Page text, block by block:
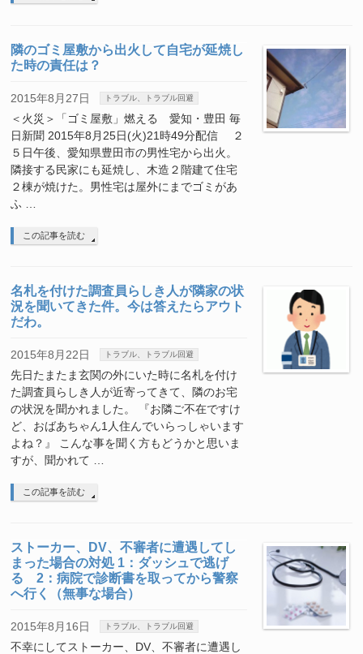
隣のゴミ屋敷から出火して自宅が延焼し
た時の責任は？
2015年8月27日 トラブル、トラブル回避
＜火災＞「ゴミ屋敷」燃える 愛知・豊田 毎
日新聞 2015年8月25日(火)21時49分配信 ２
５日午後、愛知県豊田市の男性宅から出火。
隣接する民家にも延焼し、木造２階建て住宅
２棟が焼けた。男性宅は屋外にまでゴミがあ
ふ …
この記事を読む
名札を付けた調査員らしき人が隣家の状
況を聞いてきた件。今は答えたらアウト
だわ。
2015年8月22日 トラブル、トラブル回避
先日たまたま玄関の外にいた時に名札を付け
た調査員らしき人が近寄ってきて、隣のお宅
の状況を聞かれました。 『お隣ご不在ですけ
ど、おばあちゃん1人住んでいらっしゃいます
よね？』 こんな事を聞く方もどうかと思いま
すが、聞かれて …
この記事を読む
ストーカー、DV、不審者に遭遇してし
まった場合の対処 1：ダッシュで逃げ
る 2：病院で診断書を取ってから警察
へ行く（無事な場合）
2015年8月16日 トラブル、トラブル回避
不幸にしてストーカー、DV、不審者に遭遇し